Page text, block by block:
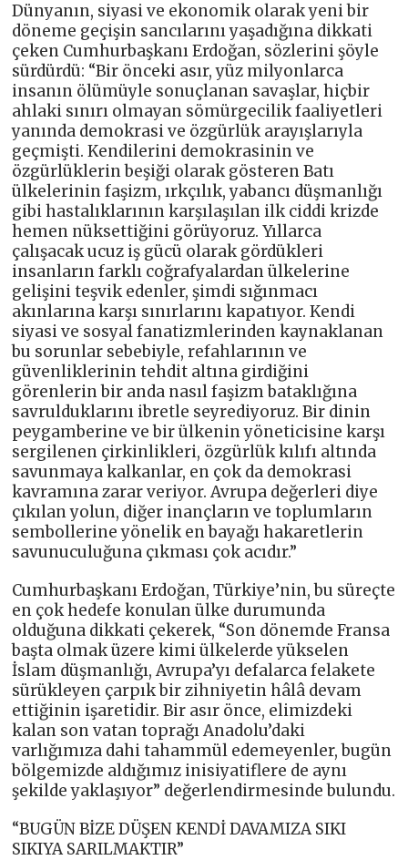
Dünyanın, siyasi ve ekonomik olarak yeni bir
döneme geçişin sancılarını yaşadığına dikkati
çeken Cumhurbaşkanı Erdoğan, sözlerini şöyle
sürdürdü: “Bir önceki asır, yüz milyonlarca
insanın ölümüyle sonuçlanan savaşlar, hiçbir
ahlaki sınırı olmayan sömürgecilik faaliyetleri
yanında demokrasi ve özgürlük arayışlarıyla
geçmişti. Kendilerini demokrasinin ve
özgürlüklerin beşiği olarak gösteren Batı
ülkelerinin faşizm, ırkçılık, yabancı düşmanlığı
gibi hastalıklarının karşılaşılan ilk ciddi krizde
hemen nüksettiğini görüyoruz. Yıllarca
çalışacak ucuz iş gücü olarak gördükleri
insanların farklı coğrafyalardan ülkelerine
gelişini teşvik edenler, şimdi sığınmacı
akınlarına karşı sınırlarını kapatıyor. Kendi
siyasi ve sosyal fanatizmlerinden kaynaklanan
bu sorunlar sebebiyle, refahlarının ve
güvenliklerinin tehdit altına girdiğini
görenlerin bir anda nasıl faşizm bataklığına
savrulduklarını ibretle seyrediyoruz. Bir dinin
peygamberine ve bir ülkenin yöneticisine karşı
sergilenen çirkinlikleri, özgürlük kılıfı altında
savunmaya kalkanlar, en çok da demokrasi
kavramına zarar veriyor. Avrupa değerleri diye
çıkılan yolun, diğer inançların ve toplumların
sembollerine yönelik en bayağı hakaretlerin
savunuculuğuna çıkması çok acıdır.”
Cumhurbaşkanı Erdoğan, Türkiye’nin, bu süreçte
en çok hedefe konulan ülke durumunda
olduğuna dikkati çekerek, “Son dönemde Fransa
başta olmak üzere kimi ülkelerde yükselen
İslam düşmanlığı, Avrupa’yı defalarca felakete
sürükleyen çarpık bir zihniyetin hâlâ devam
ettiğinin işaretidir. Bir asır önce, elimizdeki
kalan son vatan toprağı Anadolu’daki
varlığımıza dahi tahammül edemeyenler, bugün
bölgemizde aldığımız inisiyatiflere de aynı
şekilde yaklaşıyor” değerlendirmesinde bulundu.
“BUGÜN BİZE DÜŞEN KENDİ DAVAMIZA SIKI
SIKIYA SARILMAKTIR”